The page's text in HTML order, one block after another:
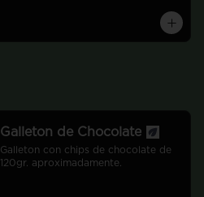
Galleton de Chocolate
Galleton con chips de chocolate de
120gr. aproximadamente.